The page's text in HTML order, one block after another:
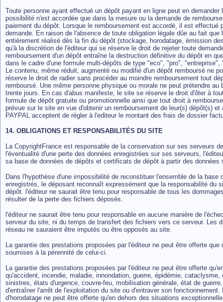
Toute personne ayant effectué un dépôt payant en ligne peut en
possibilité n'est accordée que dans la mesure ou la demande de
paiement du dépôt. Lorsque le remboursement est accordé, il est
demande. En raison de l'absence de toute obligation légale dûe au fait
entièrement réalisé dès la fin du dépôt (stockage, horodatage, émission
qu'à la discrétion de l'éditeur qui se réserve le droit de rejeter toute
remboursement d'un dépôt entraîne la destruction définitive du dépôt en
dans le cadre d'une formule multi-dépôts de type "eco", "pro",
Le contenu, même réduit, augmenté ou modifié d'un dépôt remboursé ne
réserve le droit de radier sans procéder au moindre remboursement tout
remboursé. Une même personne physique ou morale ne peut prétendre
trente jours. En cas d'abus manifeste, le site se réserve le droit d'ôter à
formule de dépôt gratuite ou promotionnelle ainsi que tout droit à
prévue sur le site en vue d'obtenir un remboursement de leur(s) dépôt(s)
PAYPAL acceptent de règler à l'editeur le montant des frais de dossier
14. OBLIGATIONS ET RESPONSABILITÉS DU SITE
La CopyrightFrance est responsable de la conservation sur ses serveurs
l'éventualité d'une perte des données enregistrées sur ses serveurs,
sa base de données de dépôts et certificats de dépôt à partir des données
Dans l'hypothèse d'une impossibilité de reconstituer l'ensemble de la
enregistrés, le déposant reconnaît expressément que la responsabilité du
dépôt. l'éditeur ne saurait être tenu pour responsable de tous les
résulter de la perte des fichiers déposés.
l'éditeur ne saurait être tenu pour responsable en aucune manière de
serveur du site, ni du temps de transfert des fichiers vers ce serveur. Les
réseau ne sauraient être imputés ou être opposés au site.
La garantie des prestations proposées par l'éditeur ne peut être offerte
soumises à la pérennité de celui-ci.
La garantie des prestations proposées par l'éditeur ne peut être offerte
qu'accident, incendie, maladie, innondation, guerre, épidémie,
sinistres, états d'urgence, couvre-feu, mobilisation générale, état de
d'entraîner l'arrêt de l'exploitation du site ou d'entraver son
d'horodatage ne peut être offerte qu'en dehors des situations